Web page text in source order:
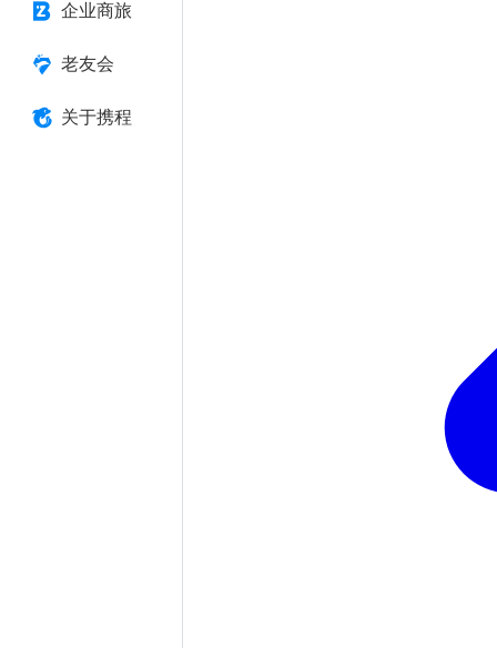
企业商旅
老友会
关于携程